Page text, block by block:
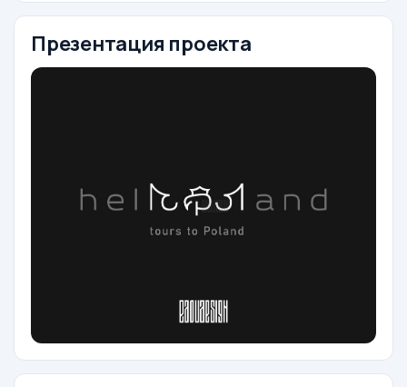
Презентация проекта